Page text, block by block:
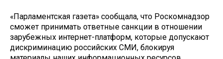
«Парламентская газета» сообщала, что Роскомнадзор
сможет принимать ответные санкции в отношении
зарубежных интернет-платформ, которые допускают
дискриминацию российских СМИ, блокируя